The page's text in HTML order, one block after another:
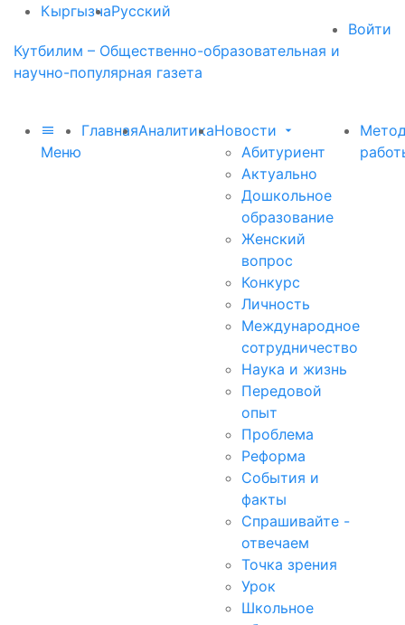
КыргызчаРусский
Войти
Кутбилим – Общественно-образовательная и
научно-популярная газета
Меню
ГлавнаяАналитикаНовости
Абитуриент
Актуально
Дошкольное
образование
Женский
вопрос
Конкурс
Личность
Международное
сотрудничество
Наука и жизнь
Передовой
опыт
Проблема
Реформа
События и
факты
Спрашивайте -
отвечаем
Точка зрения
Урок
Школьное